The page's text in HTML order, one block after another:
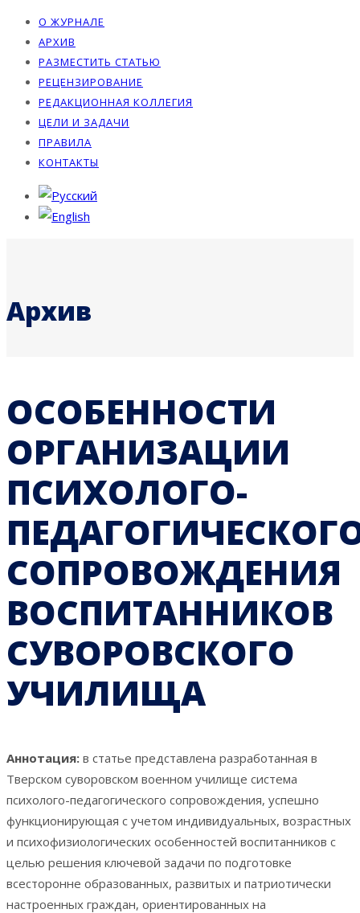
О ЖУРНАЛЕ
АРХИВ
РАЗМЕСТИТЬ СТАТЬЮ
РЕЦЕНЗИРОВАНИЕ
РЕДАКЦИОННАЯ КОЛЛЕГИЯ
ЦЕЛИ И ЗАДАЧИ
ПРАВИЛА
КОНТАКТЫ
Архив
ОСОБЕННОСТИ
ОРГАНИЗАЦИИ
ПСИХОЛОГО-
СОПРОВОЖДЕНИЯ
ВОСПИТАННИКОВ
СУВОРОВСКОГО
УЧИЛИЩА
Аннотация: в статье представлена разработанная в
Тверском суворовском военном училище система
психолого-педагогического сопровождения, успешно
функционирующая с учетом индивидуальных, возрастных
и психофизиологических особенностей воспитанников с
целью решения ключевой задачи по подготовке
всесторонне образованных, развитых и патриотически
настроенных граждан, ориентированных на